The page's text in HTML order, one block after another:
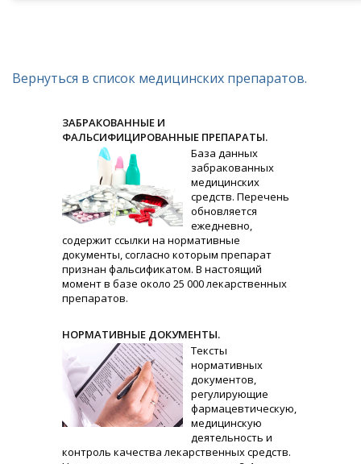
Вернуться в список медицинских препаратов.
ЗАБРАКОВАННЫЕ И
ФАЛЬСИФИЦИРОВАННЫЕ ПРЕПАРАТЫ.
База данных
забракованных
медицинских
средств. Перечень
обновляется
ежедневно,
содержит ссылки на нормативные
документы, согласно которым препарат
признан фальсификатом. В настоящий
момент в базе около 25 000 лекарственных
препаратов.
НОРМАТИВНЫЕ ДОКУМЕНТЫ.
Тексты
нормативных
документов,
регулирующие
фармацевтическую,
медицинскую
деятельность и
контроль качества лекарственных средств.